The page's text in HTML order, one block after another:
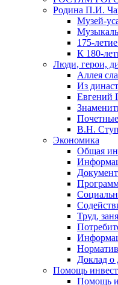
Родина П.И.
Музей-
175-
К 180-
Люди, герои,
Аллея
Из
Евгений
В.Н.
Экономика
Общая
Труд,
Доклад о
Помощь
Помощь